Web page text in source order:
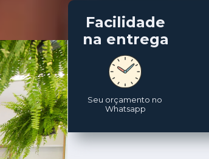
Seu orçamento no
Whatsapp
Facilidade
na entrega